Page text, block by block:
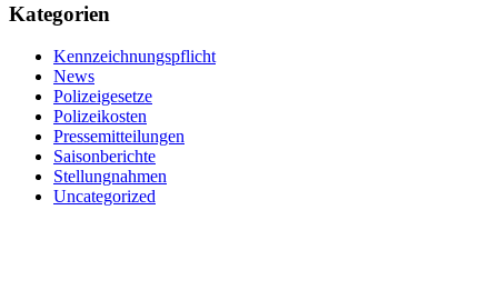
Kategorien
Kennzeichnungspflicht
News
Polizeigesetze
Polizeikosten
Pressemitteilungen
Saisonberichte
Stellungnahmen
Uncategorized